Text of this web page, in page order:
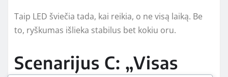
Taip LED šviečia tada, kai reikia, o ne visą laiką. Be
to, ryškumas išlieka stabilus bet kokiu oru.
Scenarijus C: „Visas